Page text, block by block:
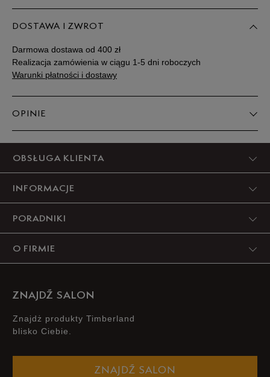
Powiadom o
XXL
Powiadom o
dostępności
XXXL
DOSTAWA I ZWROT
Darmowa dostawa od 400 zł
Realizacja zamówienia w ciągu 1-5 dni roboczych
Warunki płatności i dostawy
OPINIE
OBSŁUGA KLIENTA
INFORMACJE
PORADNIKI
O FIRMIE
ZNAJDŹ SALON
Znajdż produkty Timberland
blisko Ciebie.
ZNAJDŹ SALON